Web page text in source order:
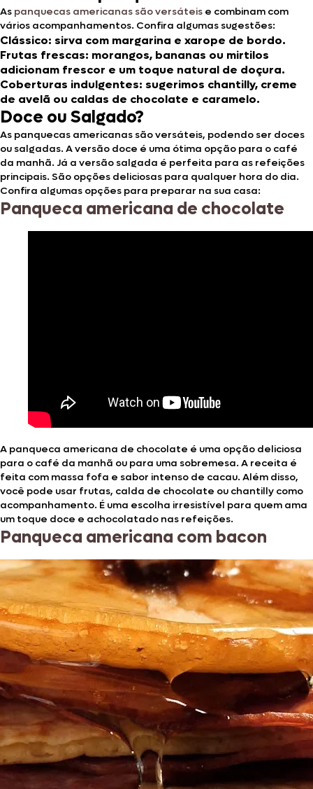
As panquecas americanas são versáteis e combinam com
vários acompanhamentos. Confira algumas sugestões:
Clássico: sirva com margarina e xarope de bordo.
Frutas frescas: morangos, bananas ou mirtilos
adicionam frescor e um toque natural de doçura.
Coberturas indulgentes: sugerimos chantilly, creme
de avelã ou caldas de chocolate e caramelo.
Doce ou Salgado?
As panquecas americanas são versáteis, podendo ser doces
ou salgadas. A versão doce é uma ótima opção para o café
da manhã. Já a versão salgada é perfeita para as refeições
principais. São opções deliciosas para qualquer hora do dia.
Confira algumas opções para preparar na sua casa:
Panqueca americana de chocolate
A panqueca americana de chocolate é uma opção deliciosa
para o café da manhã ou para uma sobremesa. A receita é
feita com massa fofa e sabor intenso de cacau. Além disso,
você pode usar frutas, calda de chocolate ou chantilly como
acompanhamento. É uma escolha irresistível para quem ama
um toque doce e achocolatado nas refeições.
Panqueca americana com bacon